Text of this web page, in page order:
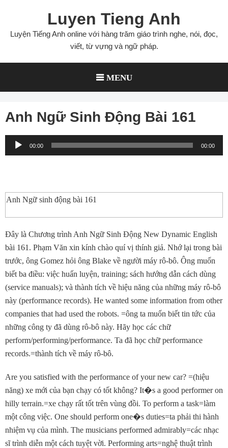
content
Luyen Tieng Anh
Luyện Tiếng Anh online với hàng trăm giáo trình nghe, nói, đọc,
viết, từ vựng và ngữ pháp.
MENU
Anh Ngữ Sinh Động Bài 161
Audio
Player
00:00 00:00
Anh Ngữ sinh động bài 161
Ðây là Chương trình Anh Ngữ Sinh Ðộng New Dynamic English
bài 161. Phạm Văn xin kính chào quí vị thính giả. Nhớ lại trong bài
trước, ông Gomez hỏi ông Blake về người máy rô-bô. Ông muốn
biết ba điều: việc huấn luyện, training; sách hướng dẫn cách dùng
(service manuals); và thành tích về hiệu năng của những máy rô-bô
này (performance records). He wanted some information from other
companies that had used the robots. =ông ta muốn biết tin tức của
những công ty đã dùng rô-bô này. Hãy học các chữ
perform/performing/performance. Ta đã học chữ performance
records.=thành tích về máy rô-bô.
Are you satisfied with the performance of your new car? =(hiệu
năng) xe mới của bạn chạy có tốt không? It�s a good performer on
hilly terrain.=xe chạy rất tốt trên vùng đồi. To perform a task=làm
một công việc. One should perform one�s duties=ta phải thi hành
nhiệm vụ của mình. The musicians performed admirably=các nhạc
sĩ trình diễn một cách tuyệt vời. Performing arts=nghệ thuật trình